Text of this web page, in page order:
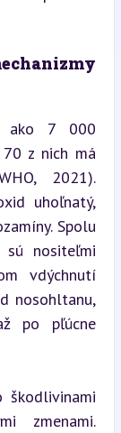
ako 7 000
z nich má
2021).
uhoľnatý,
Spolu
sú nositeľmi
vdýchnutí
nosohltanu,
po pľúcne
škodlivinami
zmenami.